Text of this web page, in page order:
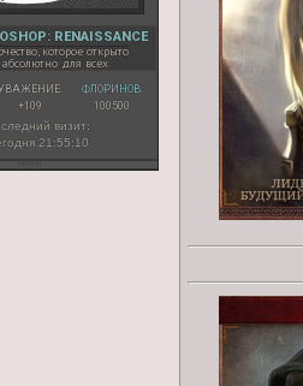
RENAISSANCE
которое открыто
абсолютно для всех
+109
ФЛОРИНОВ:
100500
визит:
21:55:10